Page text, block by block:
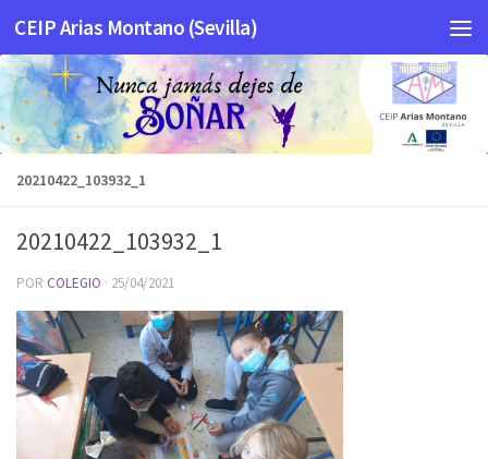
Saltar al contenido
CEIP Arias Montano (Sevilla)
20210422_103932_1
20210422_103932_1
POR COLEGIO · 25/04/2021